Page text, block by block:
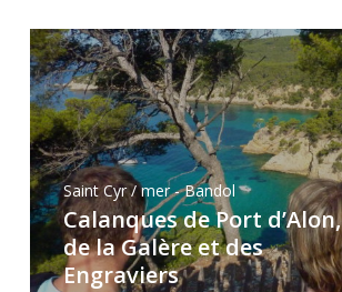
Saint Cyr / mer - Bandol
Calanques de Port d’Alon,
de la Galère et des
Engraviers